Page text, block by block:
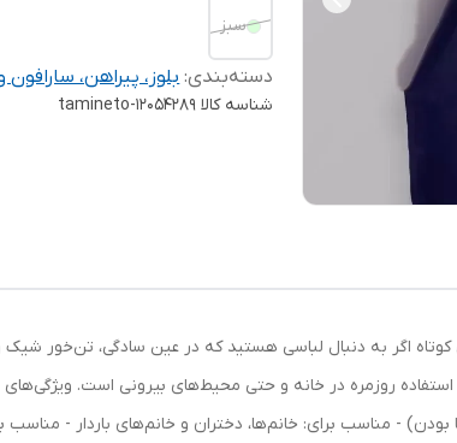
سبز
دسته‌بندی:بلوز، پیراهن، سارافون
شناسه کالا tamineto-12054289
کوتاه اگر به دنبال لباسی هستید که در عین سادگی، تن‌خور
استفاده روزمره در خانه و حتی محیط‌های بیرونی است.
- مناسب برای: خانم‌ها، دختران و خانم‌های باردار -